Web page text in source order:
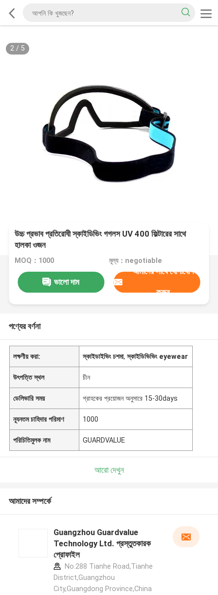
2/ 5
উচ্চ প্রভাব প্রতিরোধী স্কাইডিভিং গগলস UV 400 ফিল্টারের সাথে
হালকা ওজন
MOQ：1000 মূল্য：negotiable
ভালো দাম
আমাদের সাথে যোগাযোগ
করুন
পণ্যের বর্ণনা
লক্ষণীয় করা: স্কাইডাইভিং চশমা,স্কাইডিভিভিং eyewear
উৎপত্তি স্থল চীন
ডেলিভারি সময় গ্রাহকের প্রয়োজন অনুসারে 15-30days
ন্যূনতম চাহিদার পরিমাণ 1000
পরিচিতিমুলক নাম GUARDVALUE
আরো দেখুন
আমাদের সম্পর্কে
Guangzhou Guardvalue
Technology Ltd. প্রস্তুতকারক
প্রোফাইল
No.288 Tianhe Road,Tianhe
District,Guangzhou
City,Guangdong Province,China